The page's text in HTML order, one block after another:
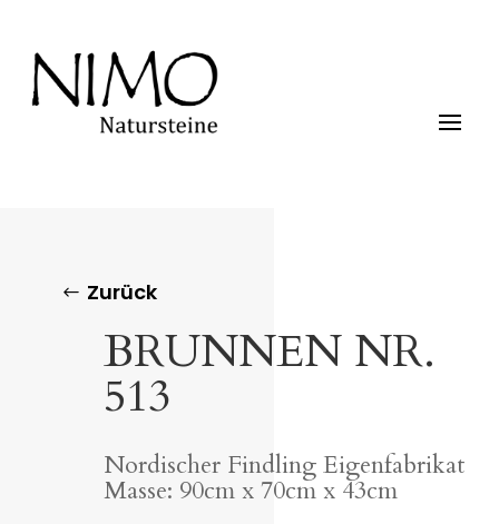
Zurück
BRUNNEN NR.
513
Nordischer Findling Eigenfabrikat
Masse: 90cm x 70cm x 43cm